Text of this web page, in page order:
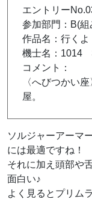
エントリー
参加部門：B(
作品名：行くよ
機士名：1014
コメント：
〈へびつかい
屋。
ソルジャーアーマ
には最適ですね！
それに加え頭部や
面白い♪
よく見るとプリム